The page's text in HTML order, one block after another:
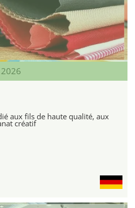
aux fils de haute qualité, aux
créatif